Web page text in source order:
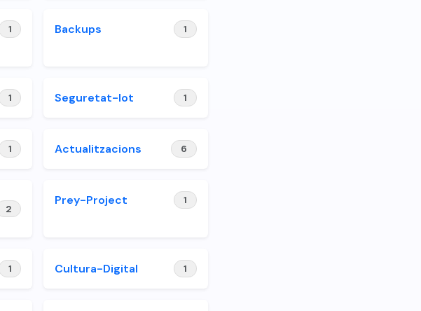
1 Backups 1
1 Seguretat-Iot 1
1 Actualitzacions 6
2
Prey-Project 1
1 Cultura-Digital 1